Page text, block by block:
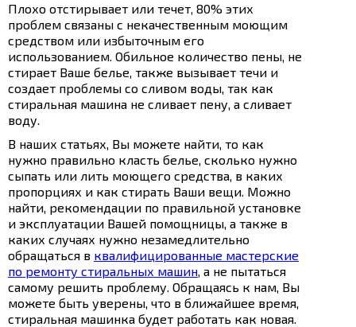
Плохо отстирывает или течет, 80% этих
проблем связаны с некачественным моющим
средством или избыточным его
использованием. Обильное количество пены, не
стирает Ваше белье, также вызывает течи и
создает проблемы со сливом воды, так как
стиральная машина не сливает пену, а сливает
воду.
В наших статьях, Вы можете найти, то как
нужно правильно класть белье, сколько нужно
сыпать или лить моющего средства, в каких
пропорциях и как стирать Ваши вещи. Можно
найти, рекомендации по правильной установке
и эксплуатации Вашей помощницы, а также в
каких случаях нужно незамедлительно
обращаться в квалифицированные мастерские
по ремонту стиральных машин, а не пытаться
самому решить проблему. Обращаясь к нам, Вы
можете быть уверены, что в ближайшее время,
стиральная машинка будет работать как новая.